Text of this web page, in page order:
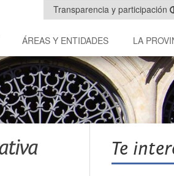
Transparencia y participación
ÁREAS Y ENTIDADES LA
Te